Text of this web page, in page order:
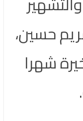
حسين،
شهرا